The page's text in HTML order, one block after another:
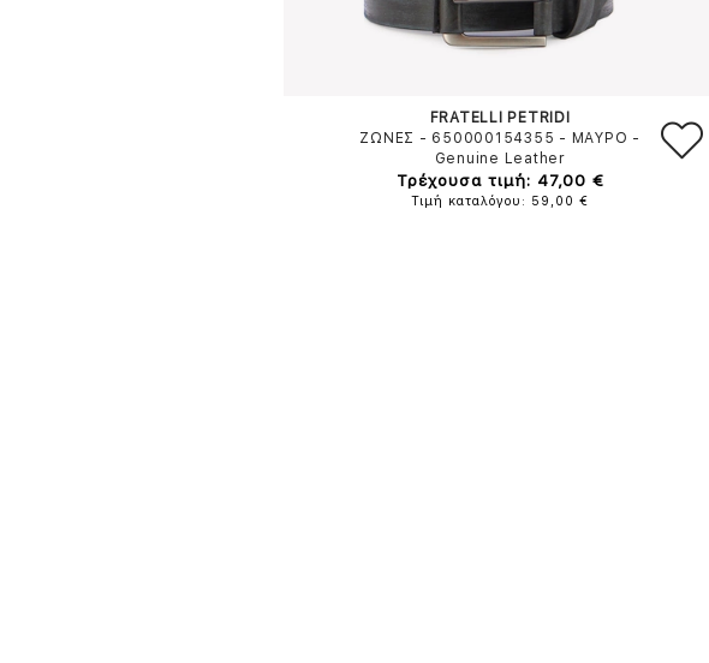
FRATELLI PETRIDI
ΖΩΝΕΣ - 650000154355 - ΜΑΥΡΟ -
Genuine Leather
Τρέχουσα τιμή: 47,00 €
Τιμή καταλόγου: 59,00 €